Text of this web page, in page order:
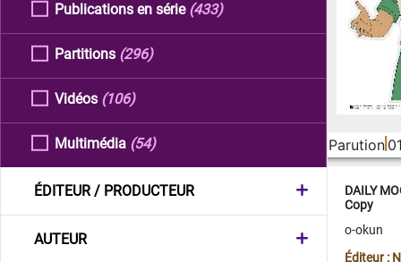
Publications en série (433)
Partitions (296)
Vidéos (106)
Multimédia (54)
ÉDITEUR / PRODUCTEUR
AUTEUR
Parution
DAILY
Copy
o-okun
Éditeur :